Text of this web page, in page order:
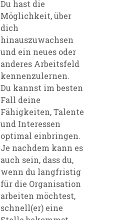
Du hast die
Möglichkeit, über
dich
hinauszuwachsen
und ein neues oder
anderes Arbeitsfeld
kennenzulernen.
Du kannst im besten
Fall deine
Fähigkeiten, Talente
und Interessen
optimal einbringen.
Je nachdem kann es
auch sein, dass du,
wenn du langfristig
für die Organisation
arbeiten möchtest,
schnell(er) eine